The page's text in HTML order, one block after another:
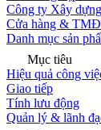
Công ty Xây dựng
Cửa hàng &
Danh mục sản
Mục tiêu
Hiệu quả công
Giao tiếp
Tính lưu động
Quản lý & lãnh